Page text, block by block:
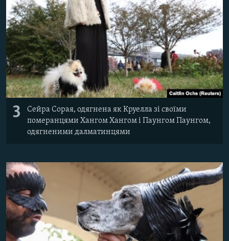
3
Сейра Сорая, одягнена як Круелла зі своїми
померанцями Хангом Хангом і Паунгом Паунгом,
одягненими далматинцями